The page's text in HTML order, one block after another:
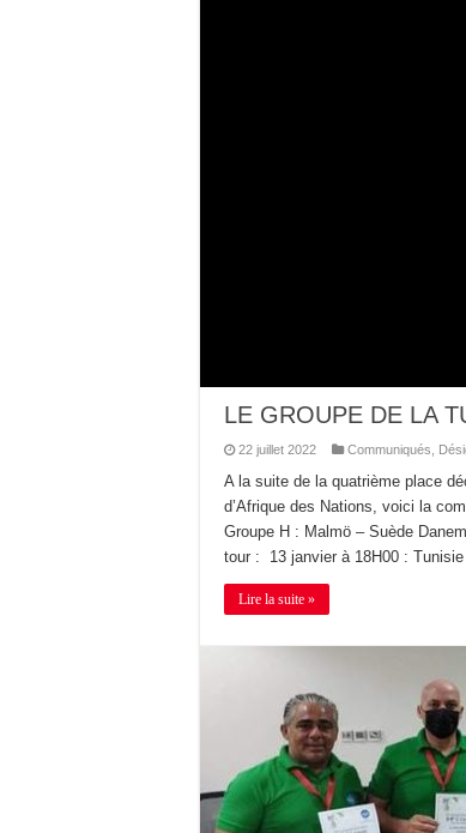
LE GROUPE DE LA
22 juillet 2022 Communiqués
A la suite de la quatrième place
d’Afrique des Nations, voici la
Groupe H : Malmö – Suède
tour : 13 janvier à 18H00 : Tunisie
Lire la suite »